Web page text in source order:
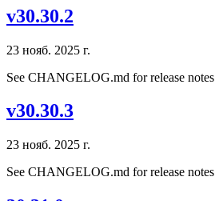
v30.30.2
23 нояб. 2025 г.
See CHANGELOG.md for release notes
v30.30.3
23 нояб. 2025 г.
See CHANGELOG.md for release notes